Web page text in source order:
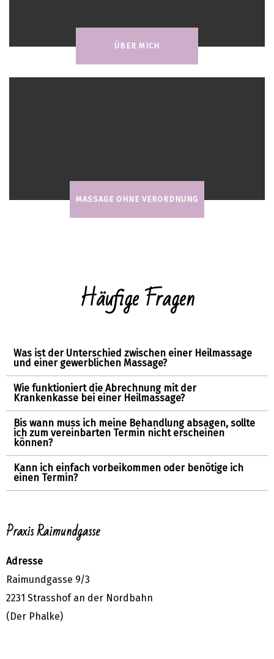
ÜBER MICH
MASSAGE OHNE VERORDNUNG
Häufige Fragen
Was ist der Unterschied zwischen einer Heilmassage
und einer gewerblichen Massage?
Wie funktioniert die Abrechnung mit der
Krankenkasse bei einer Heilmassage?
Bis wann muss ich meine Behandlung absagen, sollte
ich zum vereinbarten Termin nicht erscheinen
können?
Kann ich einfach vorbeikommen oder benötige ich
einen Termin?
Praxis Raimundgasse
Adresse
Raimundgasse 9/3
2231 Strasshof an der Nordbahn
(Der Phalke)